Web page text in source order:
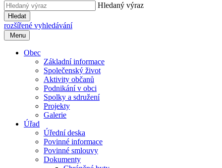
Hledaný výraz
Hledat
rozšířené vyhledávání
Menu
Obec
Základní informace
Společenský život
Aktivity občanů
Podnikání v obci
Spolky a sdružení
Projekty
Galerie
Úřad
Úřední deska
Povinné informace
Povinné smlouvy
Dokumenty